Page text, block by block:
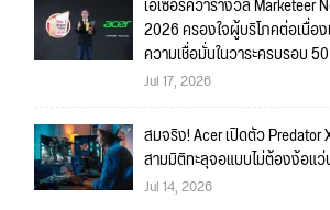
2026 ครองใจผู้บริโภคต่อเนื่อ
ความเชื่อมั่นในวาระครบรอบ
จำกัด”
Jul 17, 2026
สมจริง! Acer เปิดตัว
สามมิติทะลุจอแบบไม่ต้องง้อแ
Jul 14, 2026